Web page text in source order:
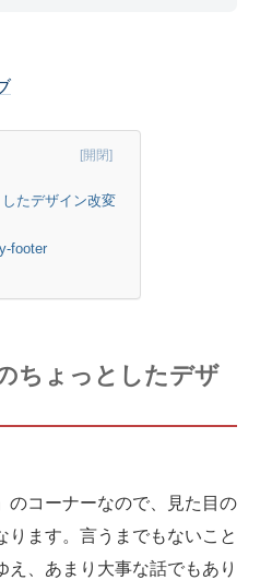
たデザイン改変
footer
ちょっとしたデザ
のコーナーなので、見た目の
ります。言うまでもないこと
え、あまり大事な話でもあり